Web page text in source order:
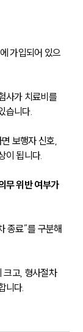
가입되어 있으
사가 치료비를
습니다.
보행자 신호,
이 됩니다.
무 위반 여부가
종료”를 구분해
크고, 형사절차
니다.